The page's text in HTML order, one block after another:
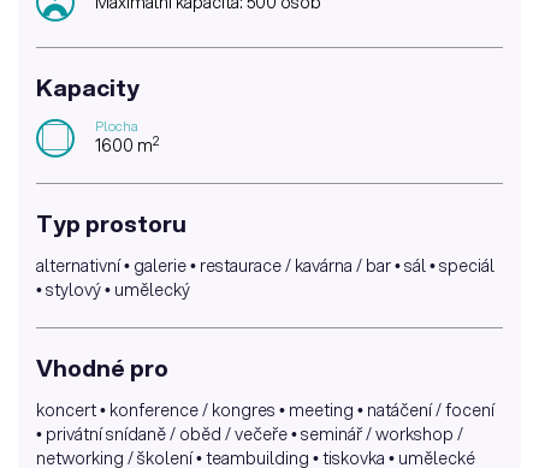
Kapacity
Plocha
1600 m2
Typ prostoru
alternativní • galerie • restaurace / kavárna / bar • sál • speciál
• stylový • umělecký
Vhodné pro
koncert • konference / kongres • meeting • natáčení / focení
• privátní snídaně / oběd / večeře • seminář / workshop /
networking / školení • teambuilding • tiskovka • umělecké